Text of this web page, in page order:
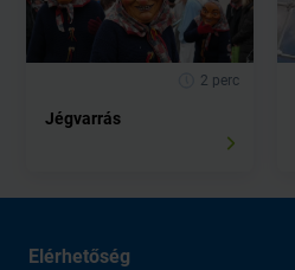
2 perc
Jégvarrás
Elérhetőség